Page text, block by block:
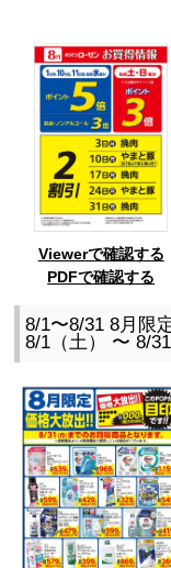
Viewerで確認する
PDFで確認する
8/1〜8/31 8月限
8/1（土） 〜 8/31